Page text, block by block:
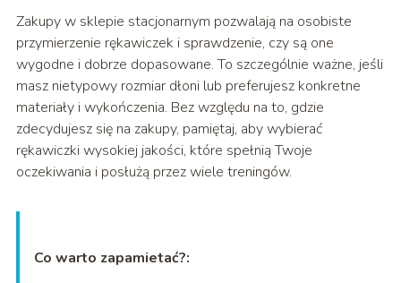
Zakupy w sklepie stacjonarnym pozwalają na osobiste
przymierzenie rękawiczek i sprawdzenie, czy są one
wygodne i dobrze dopasowane. To szczególnie ważne, jeśli
masz nietypowy rozmiar dłoni lub preferujesz konkretne
materiały i wykończenia. Bez względu na to, gdzie
zdecydujesz się na zakupy, pamiętaj, aby wybierać
rękawiczki wysokiej jakości, które spełnią Twoje
oczekiwania i posłużą przez wiele treningów.
Co warto zapamietać?: